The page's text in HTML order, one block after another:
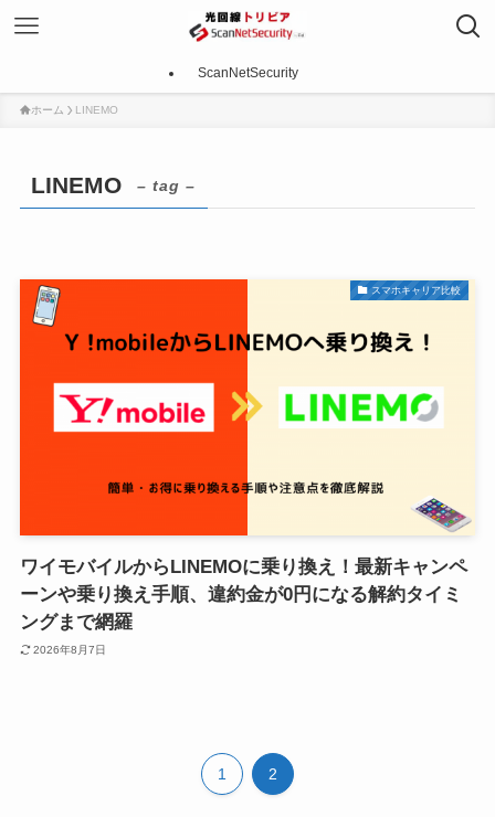
ScanNetSecurity
ホーム LINEMO
LINEMO – tag –
スマホキャリア比較
ワイモバイルからLINEMOに乗り換え！最新キャンペ
ーンや乗り換え手順、違約金が0円になる解約タイミ
ングまで網羅
2026年8月7日
1 2